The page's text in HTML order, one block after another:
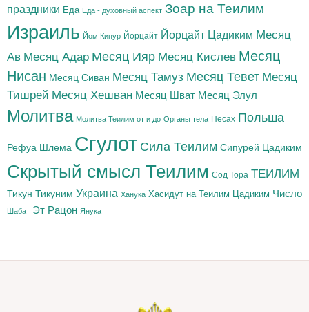
праздники Еда Еда - духовный аспект Зоар на Теилим
Израиль Йом Кипур Йорцайт Йорцайт Цадиким Месяц
Ав Месяц Адар Месяц Ияр Месяц Кислев Месяц
Нисан Месяц Сиван Месяц Тамуз Месяц Тевет Месяц
Тишрей Месяц Хешван Месяц Шват Месяц Элул
Молитва Молитва Теилим от и до Органы тела Песах Польша
Рефуа Шлема Сгулот Сила Теилим Сипурей Цадиким
Скрытый смысл Теилим Сод Тора ТЕИЛИМ
Тикун Тикуним Украина Ханука Хасидут на Теилим Цадиким Число
Шабат Эт Рацон Янука